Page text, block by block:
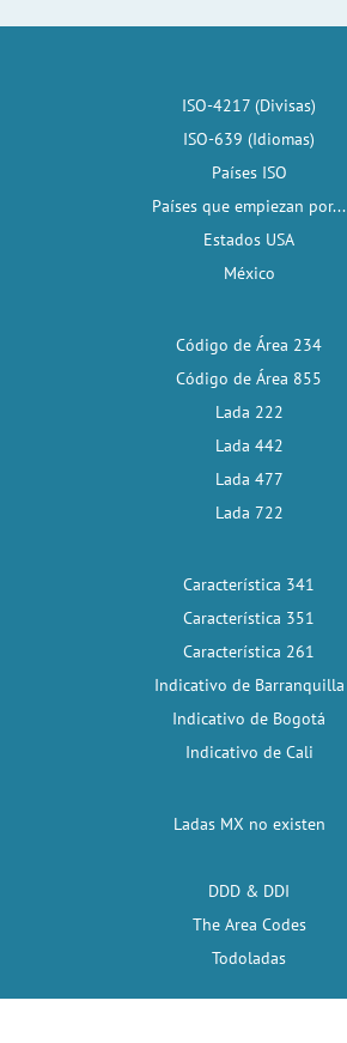
ISO-4217 (Divisas)
ISO-639 (Idiomas)
Países ISO
Países que empiezan por...
Estados USA
México
Código de Área 234
Código de Área 855
Lada 222
Lada 442
Lada 477
Lada 722
Característica 341
Característica 351
Característica 261
Indicativo de Barranquilla
Indicativo de Bogotá
Indicativo de Cali
Ladas MX no existen
DDD & DDI
The Area Codes
Todoladas